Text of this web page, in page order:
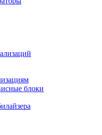
блоки